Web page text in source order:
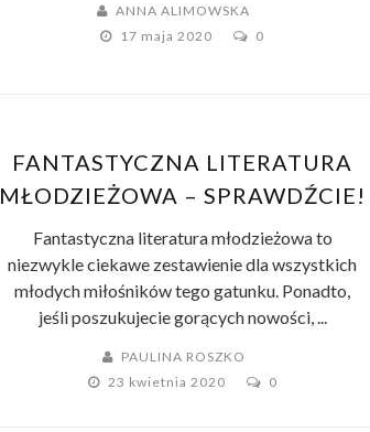
ANNA ALIMOWSKA
17 maja 2020
0
FANTASTYCZNA LITERATURA
MŁODZIEŻOWA – SPRAWDŹCIE!
Fantastyczna literatura młodzieżowa to
niezwykle ciekawe zestawienie dla wszystkich
młodych miłośników tego gatunku. Ponadto,
jeśli poszukujecie gorących nowości, ...
PAULINA ROSZKO
23 kwietnia 2020
0